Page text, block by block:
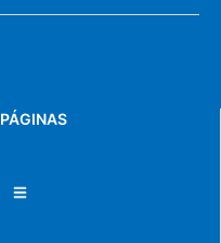
PÁGINAS